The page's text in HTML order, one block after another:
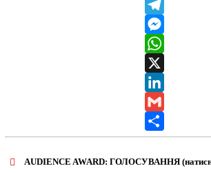
Viber
Telegram
Messenger
WhatsApp
X
LinkedIn
Gmail
Share
AUDIENCE AWARD: ГОЛОСУВАННЯ